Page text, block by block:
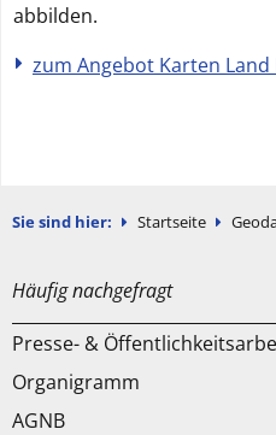
abbilden.
zum Angebot Karten
Sie sind hier: Startseite
Häufig nachgefragt
Presse- &
Organigramm
AGNB